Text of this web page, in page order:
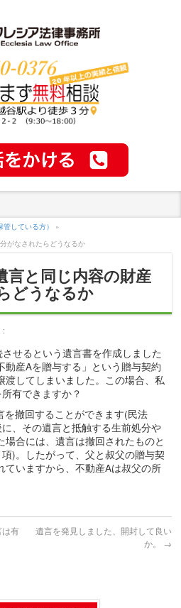
している方）
»
がなされたらどうなるか
言と同じ内容の財産
どうなるか
:
せるという遺言書を作成しました
動産Aを贈与する」という贈与契約
渡してしまいました。この場合、私
有できますか？
撤回することができます(民法
、その遺言と抵触する生前処分や
合には、遺言は撤回されたものと
)。したがって、父と叔父の贈与契
ていますから、不動産Aは叔父の所
は有
遺言を発見しました、開封して良い
か。 →